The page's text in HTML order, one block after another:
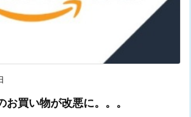
買い物が改悪に。。。